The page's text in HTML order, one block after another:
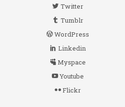
Twitter
Tumblr
WordPress
Linkedin
Myspace
Youtube
Flickr